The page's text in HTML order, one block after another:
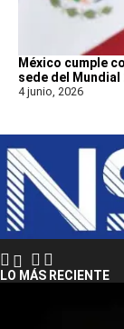
México cumple
sede del Mundial
4 junio, 2026
LO MÁS RECIENTE